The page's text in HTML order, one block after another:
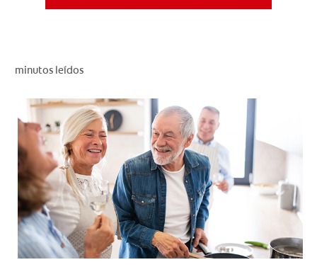
PROMOCIONES
SV (ES)
SUSCRÍBASE
minutos leídos